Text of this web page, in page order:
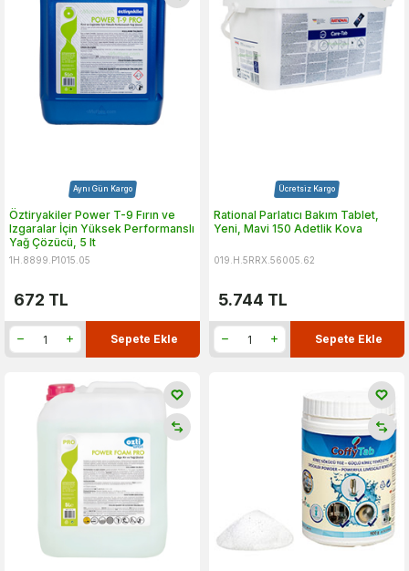
Aynı Gün Kargo
Öztiryakiler Power T-9 Fırın ve
Izgaralar İçin Yüksek Performanslı
Yağ Çözücü, 5 lt
1H.8899.P1015.05
672 TL
Sepete Ekle
Ücretsiz Kargo
Rational Parlatıcı Bakım Tablet,
Yeni, Mavi 150 Adetlik Kova
019.H.5RRX.56005.62
5.744 TL
Sepete Ekle